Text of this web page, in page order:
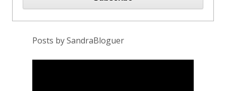
Posts by SandraBloguer